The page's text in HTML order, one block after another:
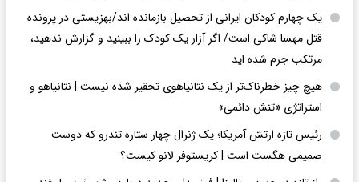
یک چهارم کودکان ایرانی از تحصیل بازمانده اند/بهزیستی در پرونده
قتل مهسا شاکی است/ اگر آزار یک کودک را ببینید و گزارش ندهید،
مرتکب جرم شده اید
هیچ چیز خطرناک‌تر از یک نتانیاهوی تحقیر شده نیست | نتانیاهو و
استراتژی «تنش دائمی»
رئیس تازه ارتش آمریکا؛ یک ژنرال چهار ستاره تندرو که دوست
صمیمی هگست است | کریستوفر لانو کیست؟